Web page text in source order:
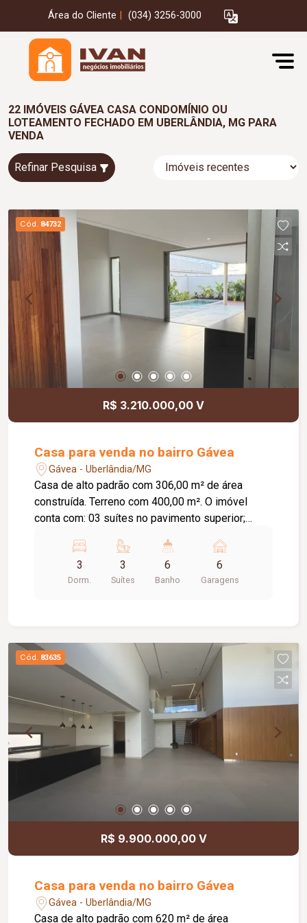
Área do Cliente (034) 3256-3000
22 IMÓVEIS GÁVEA CASA CONDOMÍNIO OU
LOTEAMENTO FECHADO EM UBERLÂNDIA, MG PARA
VENDA
Refinar Pesquisa
Cód. 84732
R$ 3.210.000,00 V
Casa para venda no bairro Gávea
Gávea - Uberlândia/MG
Casa de alto padrão com 306,00 m² de área
construída. Terreno com 400,00 m². O imóvel
conta com: 03 suítes no pavimento superior;
privativo; 06 banheiros, sendo 03 nas suítes e 03
no pavimento térreo; Sala ampla com ambientes
integrados; Área gourmet espaçosa; Piscina com
Jardins automatizados; Paisagismo completo;
Zenital em blindex com abertura automática;
Portas e janelas automatizadas; Sistema de
energia fotovoltaica; Projeto luminotécnico
interno e externo; Ambientes amplos, integrados
e planejados para proporcionar conforto,
privacidade e funcionalidade.
3
Dorm.
3
Suítes
6
Banho
6
Garagens
Cód. 83635
R$ 9.900.000,00 V
Casa para venda no bairro Gávea
Gávea - Uberlândia/MG
Casa de alto padrão com 620 m² de área